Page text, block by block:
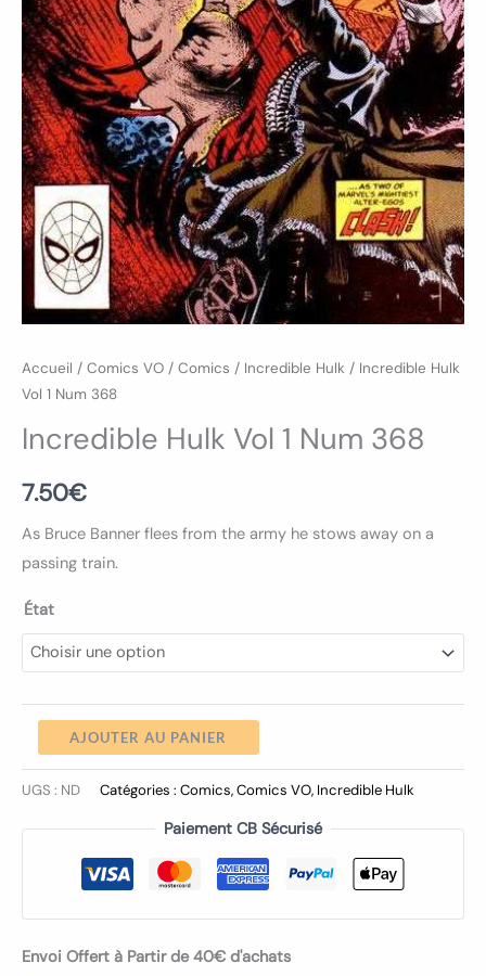
Accueil / Comics VO / Comics / Incredible Hulk / Incredible Hulk
Vol 1 Num 368
Incredible Hulk Vol 1 Num 368
7.50€
As Bruce Banner flees from the army he stows away on a
passing train.
État
AJOUTER AU PANIER
UGS : ND Catégories : Comics,Comics VO, Incredible Hulk
Paiement CB Sécurisé
Envoi Offert à Partir de 40€ d'achats